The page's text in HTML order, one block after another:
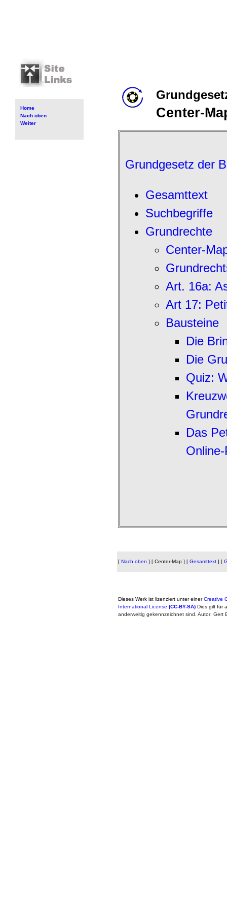
Home
Nach oben
Weiter
Center-
Grundgesetz der
Gesamttext
Suchbegriffe
Grundrechte
Center-
Art. 16a:
Art 17:
Bausteine
Die
Die
Quiz:
Das
[ Nach oben ] [ Center-Map ] [ Gesamttext ] [
Dieses Werk ist lizenziert unter einerCreative
International License (CC-BY-SA) Dies gilt für
anderweitig gekennzeichnet sind. Autor: Gert